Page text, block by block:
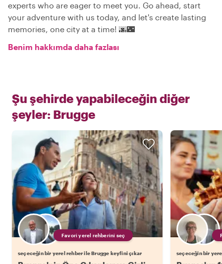
experts who are eager to meet you. Go ahead, start
your adventure with us today, and let's create lasting
memories, one city at a time! 🌆🌃
Benim hakkımda daha fazlası
Şu şehirde yapabileceğin diğer
şeyler: Brugge
Favori yerel rehberini seç
seçeceğin bir yerel rehber ile Brugge keyfini çıkar seçeceğin bir